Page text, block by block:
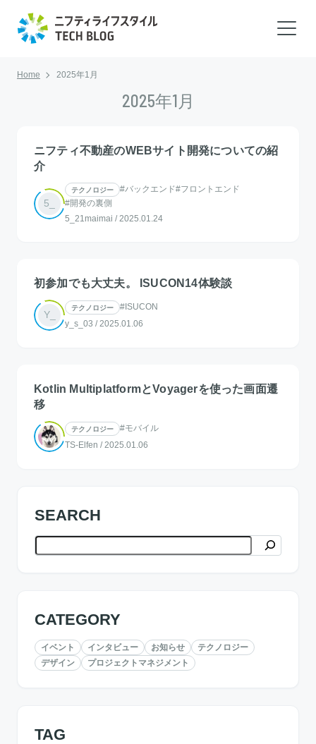
Home 2025年1月
2025年1月
ニフティ不動産のWEBサイト開発についての紹
介
5_
テクノロジー #バックエンド#フロントエンド
#開発の裏側
5_21maimai / 2025.01.24
初参加でも大丈夫。 ISUCON14体験談
Y_
テクノロジー
#ISUCON
y_s_03 / 2025.01.06
Kotlin MultiplatformとVoyagerを使った画面遷
移
テクノロジー
#モバイル
TS-Elfen / 2025.01.06
SEARCH
検索
CATEGORY
イベント インタビュー お知らせ
テクノロジー
デザイン
プロジェクトマネジメント
TAG